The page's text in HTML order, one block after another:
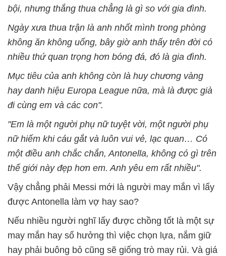
bội, nhưng thắng thua chẳng là gì so với gia đình.
Ngày xưa thua trận là anh nhốt mình trong phòng
không ăn không uống, bây giờ anh thấy trên đời có
nhiều thứ quan trọng hơn bóng đá, đó là gia đình.
Mục tiêu của anh không còn là huy chương vàng
hay danh hiệu Europa League nữa, mà là được già
đi cùng em và các con".
"Em là một người phụ nữ tuyệt vời, một người phụ
nữ hiếm khi cáu gắt và luôn vui vẻ, lạc quan… Có
một điều anh chắc chắn, Antonella, không có gì trên
thế giới này đẹp hơn em. Anh yêu em rất nhiều".
Vậy chẳng phải Messi mới là người may mắn vì lấy
được Antonella làm vợ hay sao?
Nếu nhiều người nghĩlấy được chồng tốt là một sự
may mắn hay số hưởng thì việc chọn lựa, nắm giữ
hay phải buông bỏ cũng sẽ giống trò may rủi. Và giá